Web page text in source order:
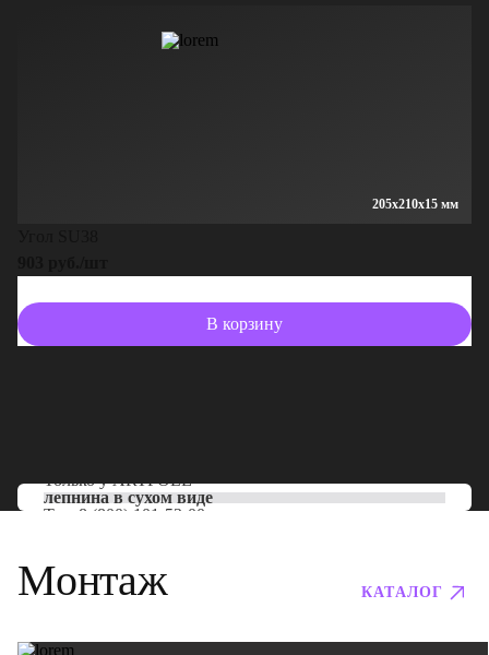
205x210x15 мм
В корзину
Только уARTPOLE
лепнина в сухом виде
Тел: 8 (800) 101-53-00
Монтаж КАТАЛОГ